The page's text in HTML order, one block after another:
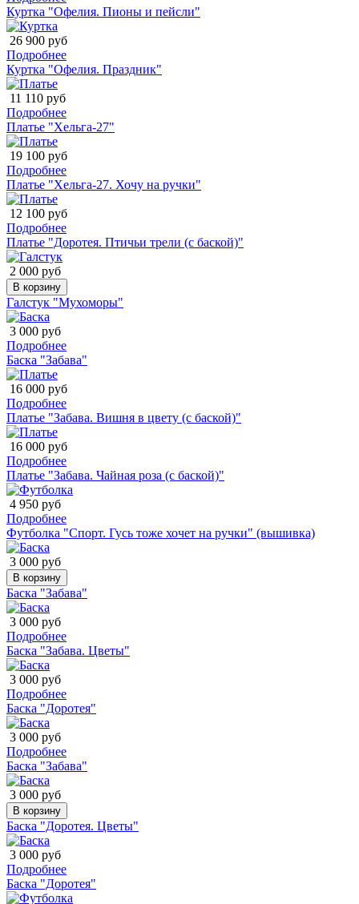
Куртка "Офелия. Пионы и пейсли"
26 900 руб
Подробнее
Куртка "Офелия. Праздник"
11 110 руб
Подробнее
Платье "Хельга-27"
19 100 руб
Подробнее
Платье "Хельга-27. Хочу на ручки"
12 100 руб
Подробнее
Платье "Доротея. Птичьи трели (с баской)"
2 000 руб
В корзину
Галстук "Мухоморы"
3 000 руб
Подробнее
Баска "Забава"
16 000 руб
Подробнее
Платье "Забава. Вишня в цвету (с баской)"
16 000 руб
Подробнее
Платье "Забава. Чайная роза (с баской)"
4 950 руб
Подробнее
Футболка "Спорт. Гусь тоже хочет на ручки" (вышивка)
3 000 руб
В корзину
Баска "Забава"
3 000 руб
Подробнее
Баска "Забава. Цветы"
3 000 руб
Подробнее
Баска "Доротея"
3 000 руб
Подробнее
Баска "Забава"
3 000 руб
В корзину
Баска "Доротея. Цветы"
3 000 руб
Подробнее
Баска "Доротея"